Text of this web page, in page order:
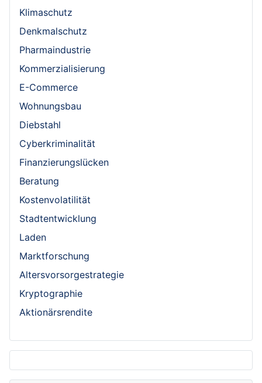
Klimaschutz
Denkmalschutz
Pharmaindustrie
Kommerzialisierung
E-Commerce
Wohnungsbau
Diebstahl
Cyberkriminalität
Finanzierungslücken
Beratung
Kostenvolatilität
Stadtentwicklung
Laden
Marktforschung
Altersvorsorgestrategie
Kryptographie
Aktionärsrendite